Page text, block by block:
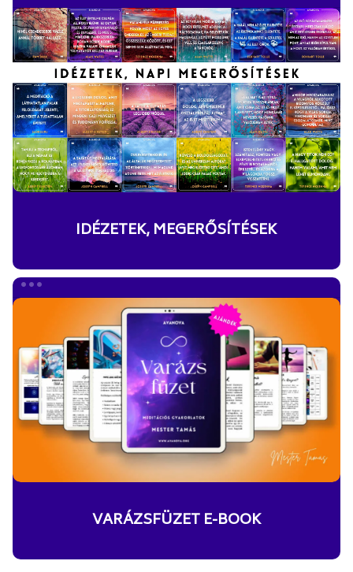
MEGERŐSÍTÉSEK
IDÉZETEK, MEGERŐSÍTÉSEK
E-
BOOK
VARÁZSFÜZET E-BOOK